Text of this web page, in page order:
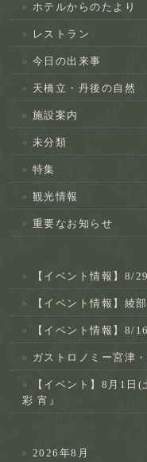
ホテルからのたより
レストラン
今日の出来事
天橋立・丹後の自然
施設案内
未分類
特集
観光情報
重要なお知らせ
【イベント情報】8/
【イベント情報】綾
【イベント情報】8/
ガストロノミー宮津
【イベント】8月1日
彩 宵』
2026年8月